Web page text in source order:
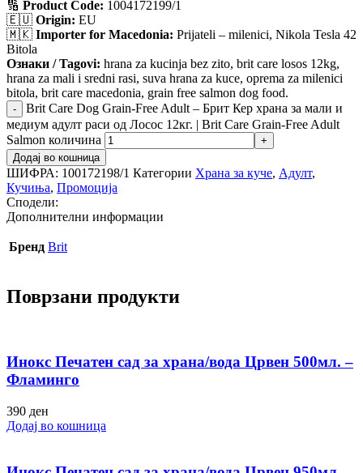
🔢 Product Code: 1004172199/1
🇪🇺 Origin: EU
🇲🇰 Importer for Macedonia: Prijateli – milenici, Nikola Tesla 42
Bitola
Ознаки / Tagovi: hrana za kucinja bez zito, brit care losos 12kg,
hrana za mali i sredni rasi, suva hrana za kuce, oprema za milenici
bitola, brit care macedonia, grain free salmon dog food.
Brit Care Dog Grain-Free Adult – Брит Кер храна за мали и
медиум адулт раси од Лосос 12кг. | Brit Care Grain-Free Adult
Salmon количина
Додај во кошница
ШИФРА: 100172198/1 Категории Храна за куче, Адулт,
Кучиња, Промоција
Сподели:
Дополнителни информации
Бренд Brit
Поврзани продукти
Инокс Печатен сад за храна/вода Црвен 500мл. –
Фламинго
390 ден
Додај во кошница